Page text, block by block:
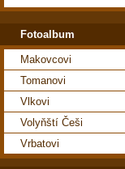
Fotoalbum
Makovcovi
Tomanovi
Vlkovi
Volyňští Češi
Vrbatovi